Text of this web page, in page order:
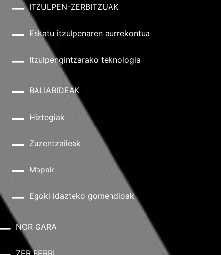
ITZULPEN-ZERBITZUAK
Eskatu itzulpenaren aurrekontua
Itzulpengintzarako teknologia
BALIABIDEAK
Hiztegiak
Zuzentzaileak
Mapak
Egoki idazteko gomendioak
NOR GARA